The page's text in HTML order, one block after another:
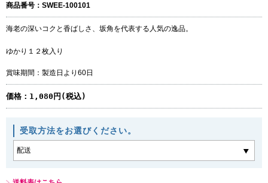
商品番号：SWEE-100101
海老の深いコクと香ばしさ、坂角を代表する人気の逸品。
ゆかり１２枚入り
賞味期間：製造日より60日
価格： 1,080円(税込)
受取方法をお選びください。